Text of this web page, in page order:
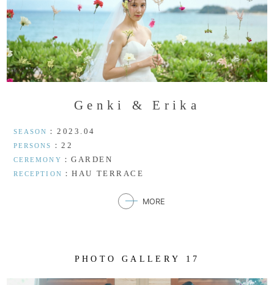
Ge nki & E r ik a
SEASON ：2023.04
PERSONS ：22
CEREMONY ：GARDEN
RECEPTION ：HAU TERRACE
MORE
P HO TO G A L LE R Y 1 7